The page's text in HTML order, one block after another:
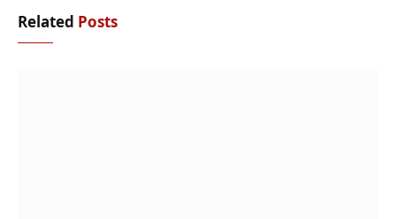
Related Posts